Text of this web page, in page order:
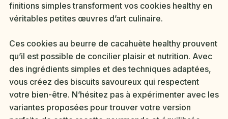
finitions simples transforment vos cookies healthy en
véritables petites œuvres d’art culinaire.
Ces cookies au beurre de cacahuète healthy prouvent
qu’il est possible de concilier plaisir et nutrition. Avec
des ingrédients simples et des techniques adaptées,
vous créez des biscuits savoureux qui respectent
votre bien-être. N’hésitez pas à expérimenter avec les
variantes proposées pour trouver votre version